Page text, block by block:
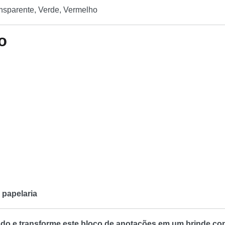
Verde, Vermelho